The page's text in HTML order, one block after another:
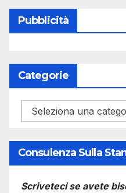
Pubblicità
Categorie
Categorie
Consulenza Sulla
Scriveteci se avete